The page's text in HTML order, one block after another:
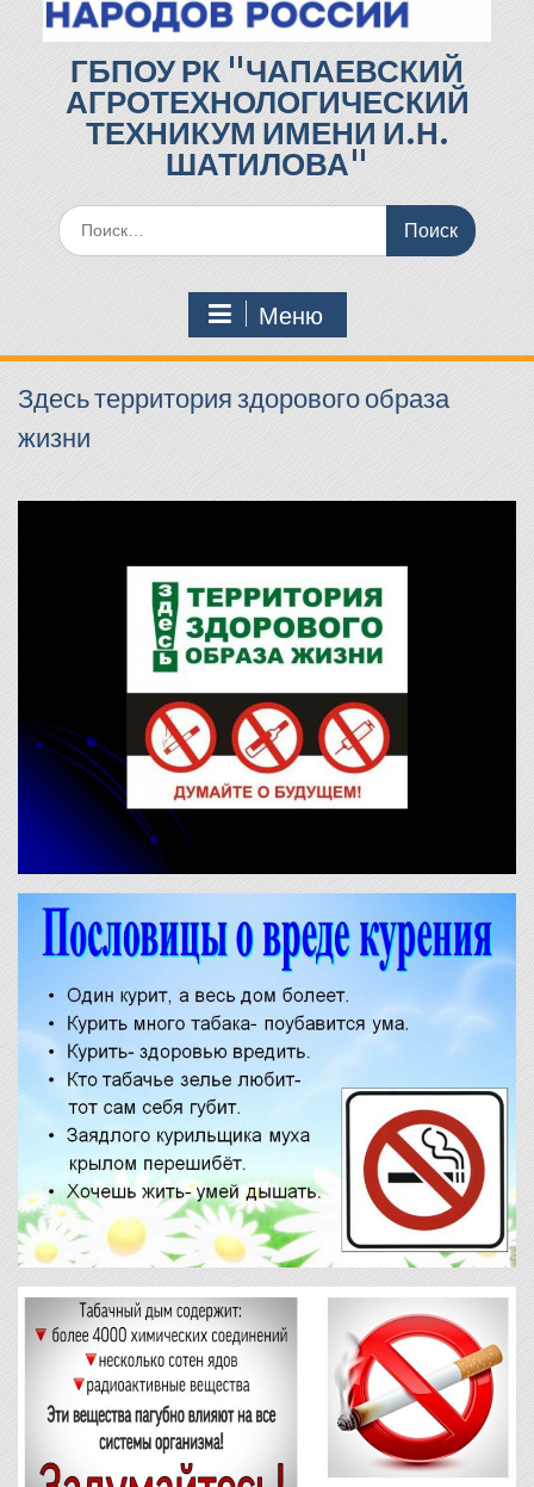
ГБПОУ РК "ЧАПАЕВСКИЙ
АГРОТЕХНОЛОГИЧЕСКИЙ
ТЕХНИКУМ ИМЕНИ И.Н.
ШАТИЛОВА"
Поиск
по:
Меню
Здесь территория здорового образа
жизни